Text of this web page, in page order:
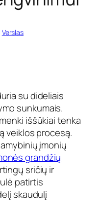
Verslas
su dideliais
sunkumais.
iššūkiai tenka
veiklos procesą.
įmonių
grandžių
sričių ir
patirtis
skaudulį